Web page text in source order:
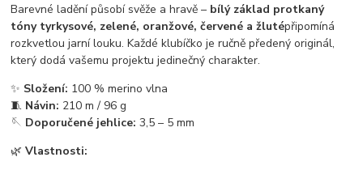
Barevné ladění působí svěže a hravě – bílý základ protkaný
tóny tyrkysové, zelené, oranžové, červené a žlutépřipomíná
rozkvetlou jarní louku. Každé klubíčko je ručně předený originál,
který dodá vašemu projektu jedinečný charakter.
✨ Složení: 100 % merino vlna
🧵 Návin: 210 m / 96 g
🪡 Doporučené jehlice: 3,5 – 5 mm
🌿Vlastnosti: